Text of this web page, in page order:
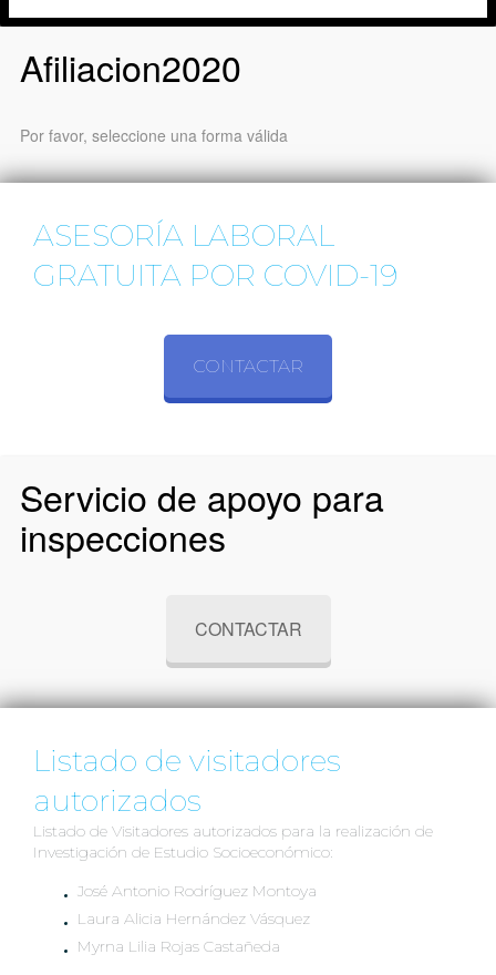
Afiliacion2020
Por favor, seleccione una forma válida
ASESORÍA LABORAL
GRATUITA POR COVID-19
CONTACTAR
Servicio de apoyo para
inspecciones
CONTACTAR
Listado de visitadores
autorizados
Listado de Visitadores autorizados para la realización de
Investigación de Estudio Socioeconómico:
José Antonio Rodríguez Montoya
Laura Alicia Hernández Vásquez
Myrna Lilia Rojas Castañeda